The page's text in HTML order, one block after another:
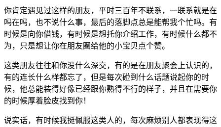
你肯定遇见过这样的朋友，平时三百年不联系，一联系就是在
吗在吗，也不说什么事，最后的落脚点总是能帮我个忙吗。有
时候是向你借钱，有时候是想托你介绍工作，有时候什么都不
为，只是想让你在朋友圈给他的小宝贝点个赞。
这类朋友往往和你没什么深交，有的是在朋友聚会上认识的，
有的连长什么样都忘了，但是每次碰到什么话题说起你的时
候，他总能装得好像已经跟你熟得不行的样子，并且在需要你
的时候厚着脸皮找到你！
说实话，有时候我挺佩服这类人的，每次麻烦别人都表现得这